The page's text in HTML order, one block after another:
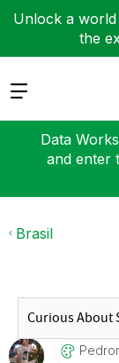
Unlock a world
the
Expand
Data
and enter
Brasil